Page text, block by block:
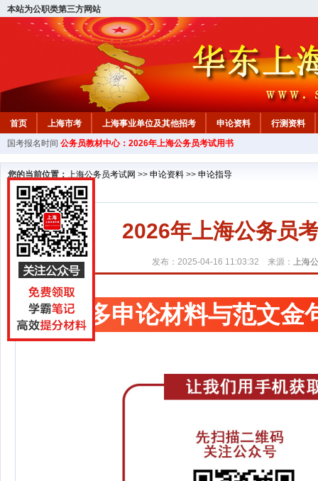
本站为公职类第三方网站
首页 上海市考 上海事业单位及其他招考 申论资料
行测资料
国考报名时间 公务员教材中心：2026年上海公务员考试用书
您的当前位置： 上海公务员考试网 >> 申论资料 >> 申论指导
2026年上海公务员
发布：2025-04-16 11:03:32 来源： 上海
更多申论材料与范文金